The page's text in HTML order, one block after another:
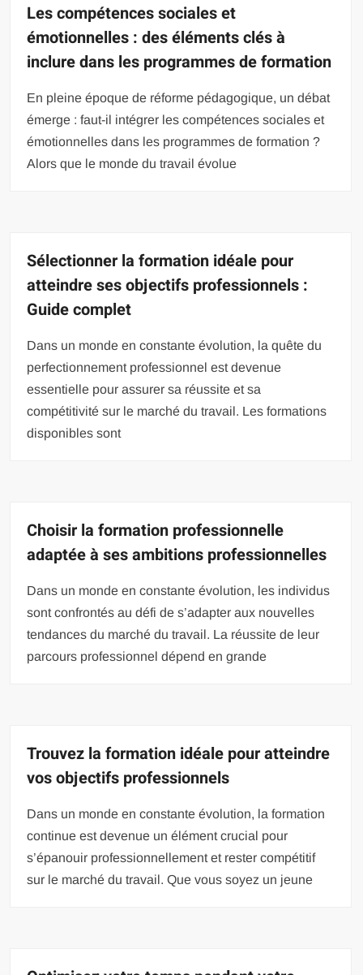
Les compétences sociales et
émotionnelles : des éléments clés à
inclure dans les programmes de formation
En pleine époque de réforme pédagogique, un débat
émerge : faut-il intégrer les compétences sociales et
émotionnelles dans les programmes de formation ?
Alors que le monde du travail évolue
Sélectionner la formation idéale pour
atteindre ses objectifs professionnels :
Guide complet
Dans un monde en constante évolution, la quête du
perfectionnement professionnel est devenue
essentielle pour assurer sa réussite et sa
compétitivité sur le marché du travail. Les formations
disponibles sont
Choisir la formation professionnelle
adaptée à ses ambitions professionnelles
Dans un monde en constante évolution, les individus
sont confrontés au défi de s’adapter aux nouvelles
tendances du marché du travail. La réussite de leur
parcours professionnel dépend en grande
Trouvez la formation idéale pour atteindre
vos objectifs professionnels
Dans un monde en constante évolution, la formation
continue est devenue un élément crucial pour
s’épanouir professionnellement et rester compétitif
sur le marché du travail. Que vous soyez un jeune